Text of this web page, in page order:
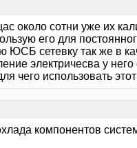
около сотни уже их
его для
ЮСБ сетевку так же в
электричесва у
чего использовать
компонентов